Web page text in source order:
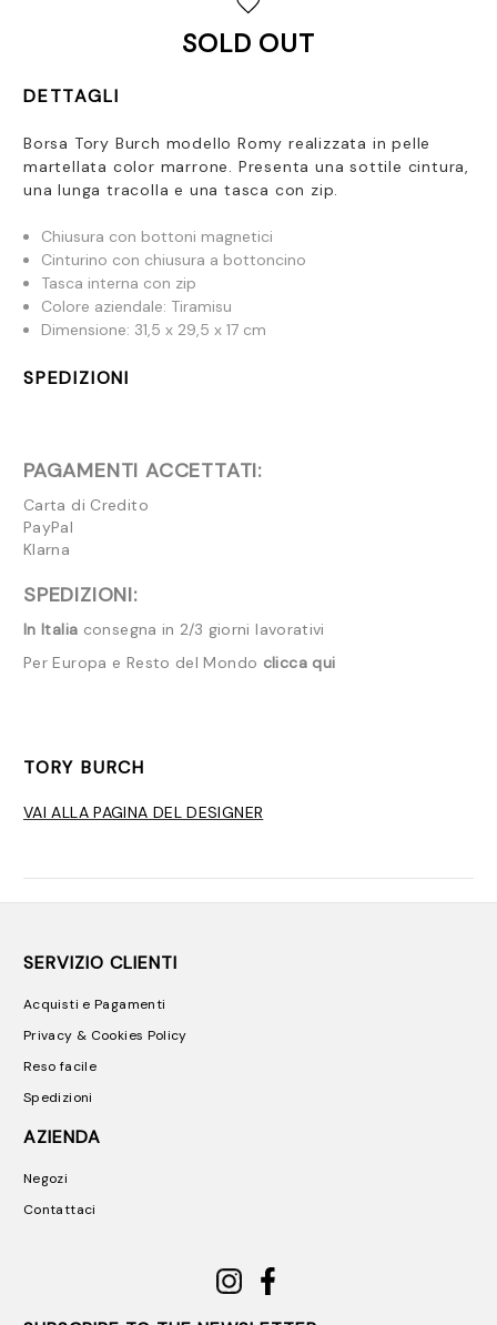
SOLD OUT
DETTAGLI
Borsa Tory Burch modello Romy realizzata in pelle
martellata color marrone. Presenta una sottile cintura,
una lunga tracolla e una tasca con zip.
Chiusura con bottoni magnetici
Cinturino con chiusura a bottoncino
Tasca interna con zip
Colore aziendale: Tiramisu
Dimensione: 31,5 x 29,5 x 17 cm
SPEDIZIONI
PAGAMENTI ACCETTATI:
Carta di Credito
PayPal
Klarna
SPEDIZIONI:
In Italia consegna in 2/3 giorni lavorativi
Per Europa e Resto del Mondo clicca qui
TORY BURCH
VAI ALLA PAGINA DEL DESIGNER
SERVIZIO CLIENTI
Acquisti e Pagamenti
Privacy & Cookies Policy
Reso facile
Spedizioni
AZIENDA
Negozi
Contattaci